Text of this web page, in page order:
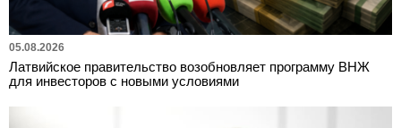
05.08.2026
Латвийское правительство возобновляет программу ВНЖ
для инвесторов с новыми условиями